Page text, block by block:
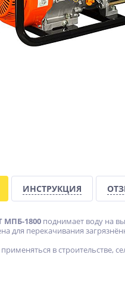
ИНСТРУКЦИЯ
МПБ-1800 поднимает воду на
для перекачивания
в строительстве,